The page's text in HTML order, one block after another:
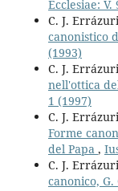
Ecclesiae: V.
C. J.
canonistico
(1993)
C. J.
nell'ottica
1 (1997)
C. J.
Forme
del Papa ,
C. J.
canonico,